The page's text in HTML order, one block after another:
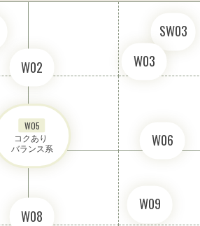
SW03
W02 W03
W05
コクあり
バランス系
W06
W08
W09